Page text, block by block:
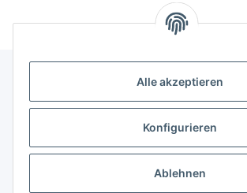
Alle akzeptieren
Konfigurieren
Ablehnen
Allgemeine Informationen
Rechtliche Infomationen